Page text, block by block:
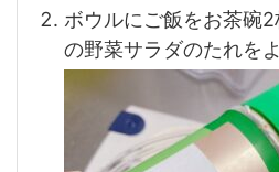
ボウルにご飯をお茶碗
の野菜サラダのたれを